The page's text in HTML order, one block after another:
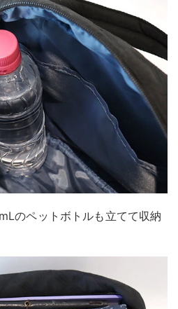
のペットボトルも立てて収納